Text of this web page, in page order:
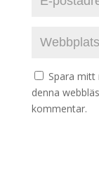
Spara
denna
kommentar.